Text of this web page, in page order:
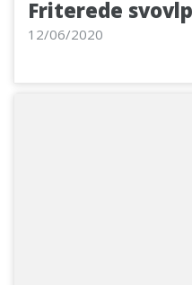
Friterede
12/06/2020